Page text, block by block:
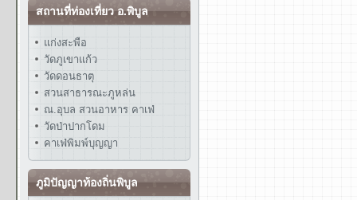
สถานที่ท่องเที่ยว อ.พิบูล
แก่งสะพือ
วัดภูเขาแก้ว
วัดดอนธาตุ
สวนสาธารณะภูหล่น
ณ.อุบล สวนอาหาร คาเฟ่
วัดป่าปากโดม
คาเฟ่พิมพ์บุญญา
ภูมิปัญญาท้องถิ่นพิบูล